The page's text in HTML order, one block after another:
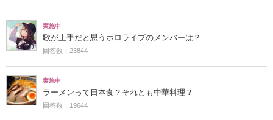
実施中
歌が上手だと思うホロライブのメンバーは？
回答数：23844
実施中
ラーメンって日本食？それとも中華料理？
回答数：19644